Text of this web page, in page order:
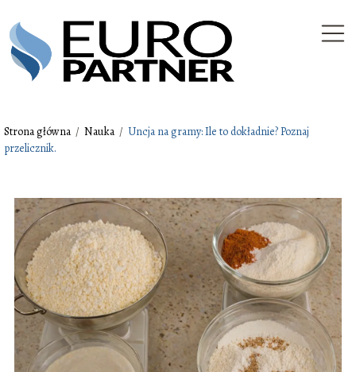
Strona główna / Nauka / Uncja na gramy: Ile to dokładnie? Poznaj
przelicznik.